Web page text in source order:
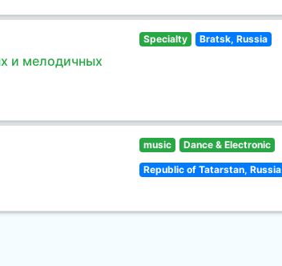
и мелодичных
Specialty Bratsk, Russia
music Dance & Electronic
Republic of Tatarstan, Russia